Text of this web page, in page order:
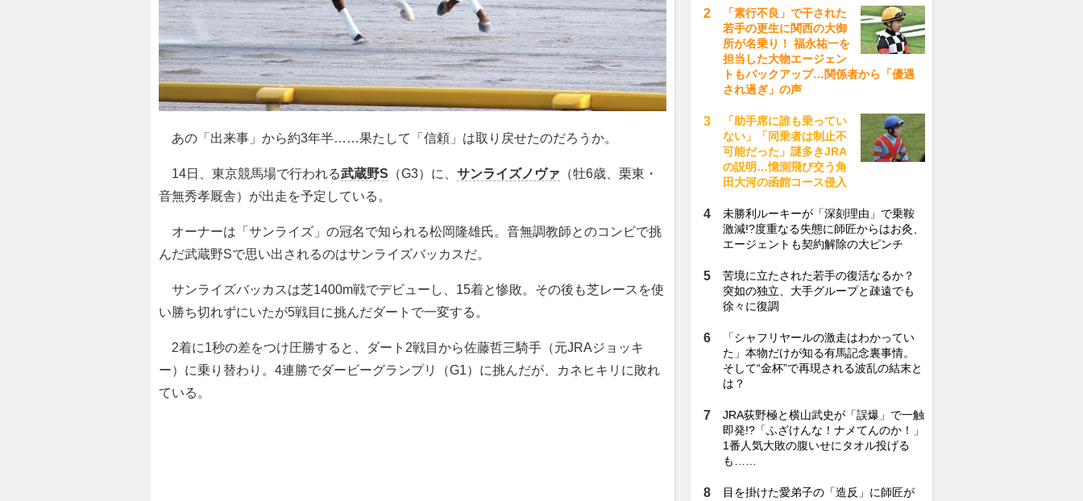
あの「出来事」から約3年半……果たして「信頼」は取り戻せたのだろうか。
14日、東京競馬場で行われる武蔵野S （G3）に、 サンライズノヴァ （牡6歳、栗東・
音無秀孝厩舎）が出走を予定している。
オーナーは「サンライズ」の冠名で知られる松岡隆雄氏。音無調教師とのコンビで挑
んだ武蔵野Sで思い出されるのはサンライズバッカスだ。
サンライズバッカスは芝1400m戦でデビューし、15着と惨敗。その後も芝レースを使
い勝ち切れずにいたが5戦目に挑んだダートで一変する。
2着に1秒の差をつけ圧勝すると、ダート2戦目から佐藤哲三騎手（元JRAジョッキ
ー）に乗り替わり。4連勝でダービーグランプリ（G1）に挑んだが、カネヒキリに敗れ
ている。
「素行不良」で干された
若手の更生に関西の大御
所が名乗り！ 福永祐一を
担当した大物エージェン
トもバックアップ…関係者から「優遇
され過ぎ」の声
「助手席に誰も乗ってい
ない」「同乗者は制止不
可能だった」謎多きJRA
の説明…憶測飛び交う角
田大河の函館コース侵入
未勝利ルーキーが「深刻理由」で乗鞍
激減!?度重なる失態に師匠からはお灸、
エージェントも契約解除の大ピンチ
苦境に立たされた若手の復活なるか？
突如の独立、大手グループと疎遠でも
徐々に復調
「シャフリヤールの激走はわかってい
た」本物だけが知る有馬記念裏事情。
そして“金杯”で再現される波乱の結末と
は？
JRA荻野極と横山武史が「誤爆」で一触
即発!?「ふざけんな！ナメてんのか！」
1番人気大敗の腹いせにタオル投げる
も……
目を掛けた愛弟子の「造反」に師匠が